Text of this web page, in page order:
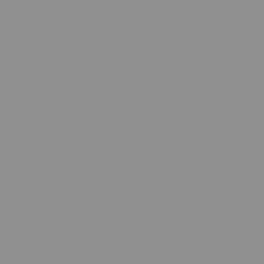
bas pour ouvrir le sous-menu.